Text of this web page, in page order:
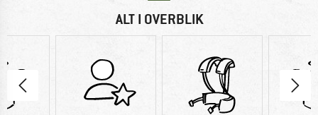
ALT I OVERBLIK